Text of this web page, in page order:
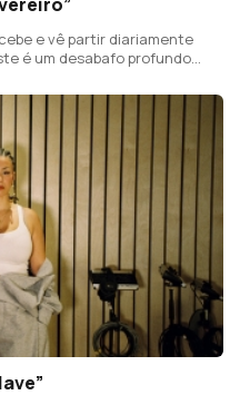
e vê partir diariamente
é um desabafo profundo